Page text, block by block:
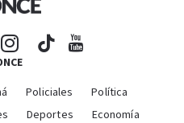
Policiales
Política
Deportes
Economía